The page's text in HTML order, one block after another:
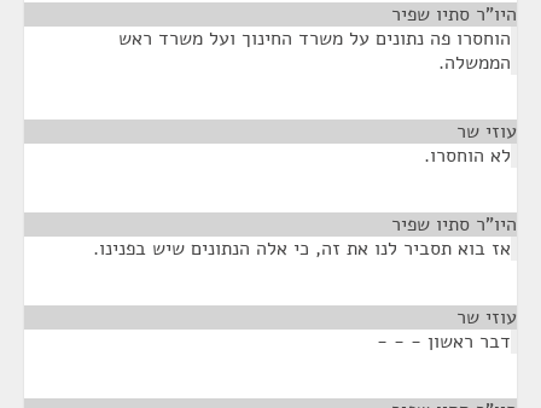
היו"ר סתיו שפיר
הוחסרו פה נתונים על משרד החינוך ועל משרד ראש
הממשלה.
עוזי שר
לא הוחסרו.
היו"ר סתיו שפיר
אז בוא תסביר לנו את זה, כי אלה הנתונים שיש בפנינו.
עוזי שר
דבר ראשון - - -